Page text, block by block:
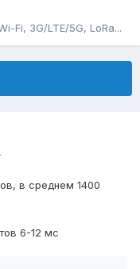
Fi, 3G/LTE/5G, LoRa...
в среднем 1400
6-12 мс